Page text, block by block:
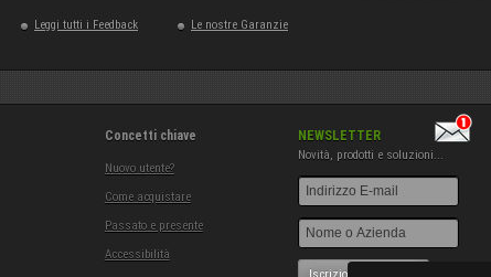
Leggi tutti i Feedback Le nostre Garanzie
Concetti chiave
Nuovo utente?
Come acquistare
Passato e presente
Accessibilità
NEWSLETTER
Novità, prodotti e soluzioni...